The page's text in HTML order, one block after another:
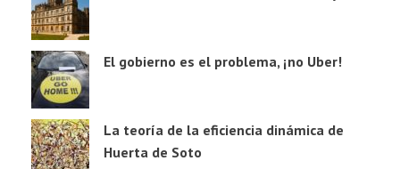
El gobierno es el problema, ¡no Uber!
La teoría de la eficiencia dinámica de
Huerta de Soto